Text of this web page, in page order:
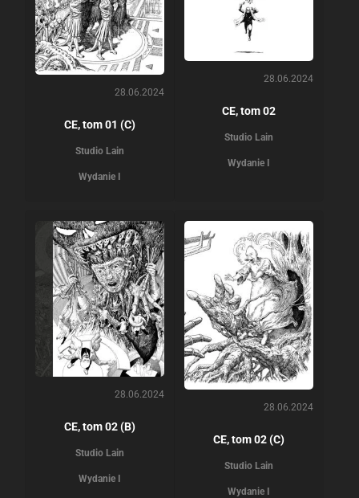
28.06.2024
CE, tom 01 (C)
Studio Lain
Wydanie I
28.06.2024
CE, tom 02
Studio Lain
Wydanie I
28.06.2024
CE, tom 02 (B)
Studio Lain
Wydanie I
28.06.2024
CE, tom 02 (C)
Studio Lain
Wydanie I